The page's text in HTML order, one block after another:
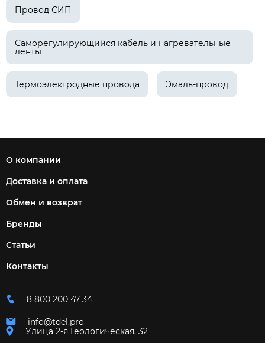
Провод СИП
Саморегулирующийся кабель и нагревательные
ленты
Термоэлектродные провода Эмаль-провод
О компании
Доставка и оплата
Обмен и возврат
Бренды
Статьи
Контакты
8 800 200 47 34
info@tdel.pro
Улица 2-я Геологическая, 32